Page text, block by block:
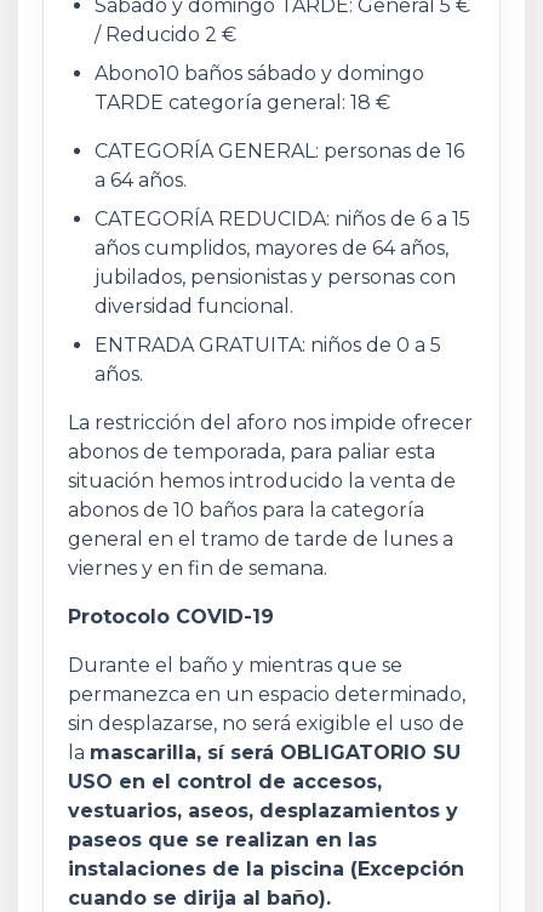
Sábado y domingo TARDE: General 5 €
/ Reducido 2 €
Abono10 baños sábado y domingo
TARDE categoría general: 18 €
CATEGORÍA GENERAL: personas de 16
a 64 años.
CATEGORÍA REDUCIDA: niños de 6 a 15
años cumplidos, mayores de 64 años,
jubilados, pensionistas y personas con
diversidad funcional.
ENTRADA GRATUITA: niños de 0 a 5
años.
La restricción del aforo nos impide ofrecer
abonos de temporada, para paliar esta
situación hemos introducido la venta de
abonos de 10 baños para la categoría
general en el tramo de tarde de lunes a
viernes y en fin de semana.
Protocolo COVID-19
Durante el baño y mientras que se
permanezca en un espacio determinado,
sin desplazarse, no será exigible el uso de
la mascarilla, sí será OBLIGATORIO SU
USO en el control de accesos,
vestuarios, aseos, desplazamientos y
paseos que se realizan en las
instalaciones de la piscina (Excepción
cuando se dirija al baño).